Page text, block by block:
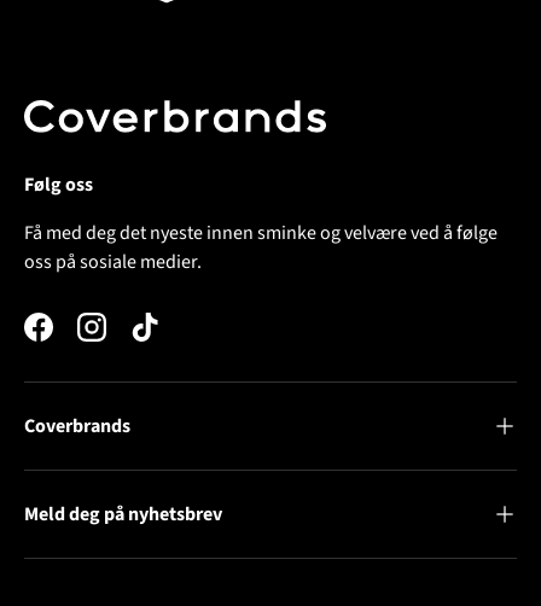
Følg oss
Få med deg det nyeste innen sminke og velvære ved å følge
oss på sosiale medier.
FacebookInstagramTikTok
Coverbrands
Meld deg på nyhetsbrev